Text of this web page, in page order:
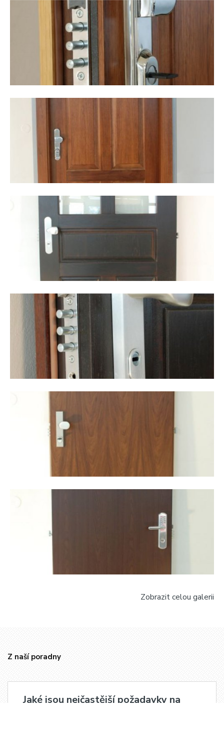
Zobrazit celou galerii
Z naší poradny
Jaké jsou nejčastější požadavky na